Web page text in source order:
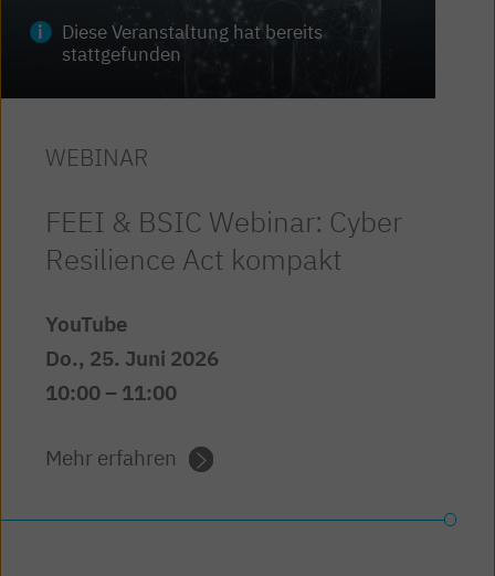
WEBINAR
FEEI & BSIC Webinar: Cyber
Resilience Act kompakt
YouTube
Do., 25. Juni 2026
10:00– 11:00
Mehr erfahren
Diese Veranstaltung hat bereits
stattgefunden